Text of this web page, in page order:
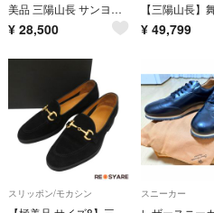
美品 三陽山長 サンヨウヤマチョウ 8 アンライニングローファー 悠弥 Q7418043 YUYA R2010Sラスト ネイビー スエード 18002208
¥ 28,500 ¥ 49,799
スリッポン/モカシン スニーカー